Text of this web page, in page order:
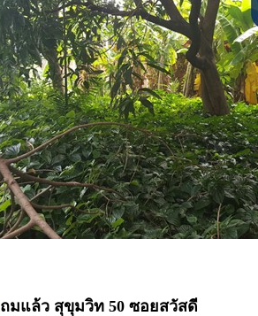
ถมแล้ว สุขุมวิท 50 ซอยสวัสดี